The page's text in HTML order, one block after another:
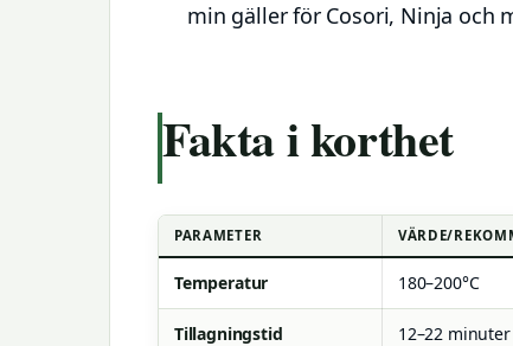
min gäller för Cosori, Ninja och
Fakta i korthet
PARAMETER VÄRDE/
Temperatur 180–200°C
Tillagningstid 12–22 minuter